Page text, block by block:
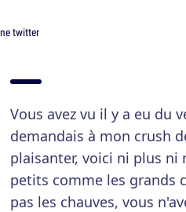
Vous avez vu il y a eu du
demandais à mon crush
plaisanter, voici ni plus
petits comme les grands
pas les chauves, vous